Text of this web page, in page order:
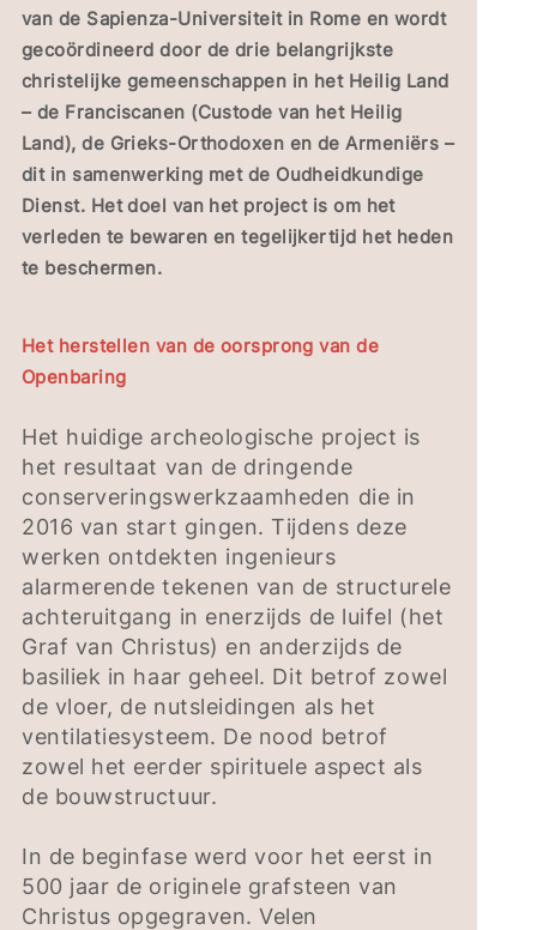
van de Sapienza-Universiteit in Rome en wordt
gecoördineerd door de drie belangrijkste
christelijke gemeenschappen in het Heilig Land
– de Franciscanen (Custode van het Heilig
Land), de Grieks-Orthodoxen en de Armeniërs –
dit in samenwerking met de Oudheidkundige
Dienst. Het doel van het project is om het
verleden te bewaren en tegelijkertijd het heden
te beschermen.
Het herstellen van de oorsprong van de
Openbaring
Het huidige archeologische project is
het resultaat van de dringende
conserveringswerkzaamheden die in
2016 van start gingen. Tijdens deze
werken ontdekten ingenieurs
alarmerende tekenen van de structurele
achteruitgang in enerzijds de luifel (het
Graf van Christus) en anderzijds de
basiliek in haar geheel. Dit betrof zowel
de vloer, de nutsleidingen als het
ventilatiesysteem. De nood betrof
zowel het eerder spirituele aspect als
de bouwstructuur.
In de beginfase werd voor het eerst in
500 jaar de originele grafsteen van
Christus opgegraven. Velen